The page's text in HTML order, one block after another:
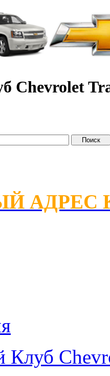
Chevrolet
АДРЕС
Клуб